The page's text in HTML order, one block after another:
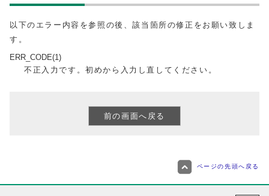
以下のエラー内容を参照の後、該当箇所の修正をお願い致しま
す。
ERR_CODE(1)
不正入力です。初めから入力し直してください。
ページの先頭へ戻る